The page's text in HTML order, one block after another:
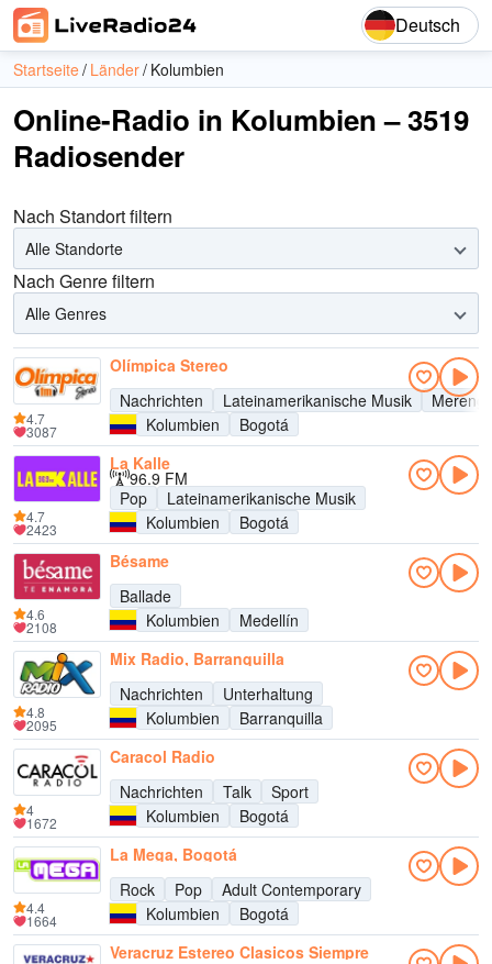
Deutsch
Startseite Länder Kolumbien
Online-Radio in Kolumbien – 3519
Radiosender
Nach Standort filtern
Alle Standorte
Nach Genre filtern
Alle Genres
Olímpica Stereo
Nachrichten
Lateinamerikanische Musik
Kolumbien
Bogotá
4.7
3087
La Kalle
96.9 FM
Pop
Lateinamerikanische Musik
Kolumbien
Bogotá
4.7
2423
Bésame
Ballade
Kolumbien
Medellín
4.6
2108
Mix Radio, Barranquilla
Nachrichten
Unterhaltung
Kolumbien
Barranquilla
4.8
2095
Caracol Radio
Nachrichten
Talk
Sport
Kolumbien
Bogotá
4
1672
La Mega, Bogotá
Rock
Pop
Adult Contemporary
Kolumbien
Bogotá
4.4
1664
Veracruz Estereo Clasicos Siempre